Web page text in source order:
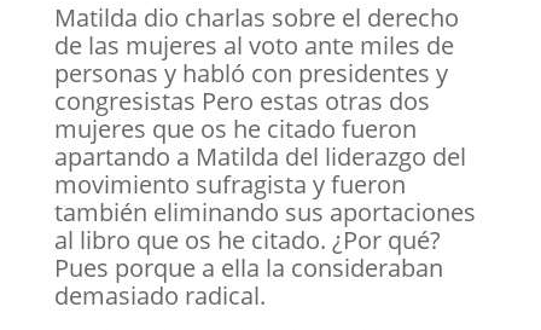
Matilda dio charlas sobre el derecho
de las mujeres al voto ante miles de
personas y habló con presidentes y
congresistas Pero estas otras dos
mujeres que os he citado fueron
apartando a Matilda del liderazgo del
movimiento sufragista y fueron
también eliminando sus aportaciones
al libro que os he citado. ¿Por qué?
Pues porque a ella la consideraban
demasiado radical.